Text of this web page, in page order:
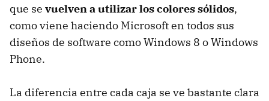
que se vuelven a utilizar los colores sólidos,
como viene haciendo Microsoft en todos sus
diseños de software como Windows 8 o Windows
Phone.
La diferencia entre cada caja se ve bastante clara